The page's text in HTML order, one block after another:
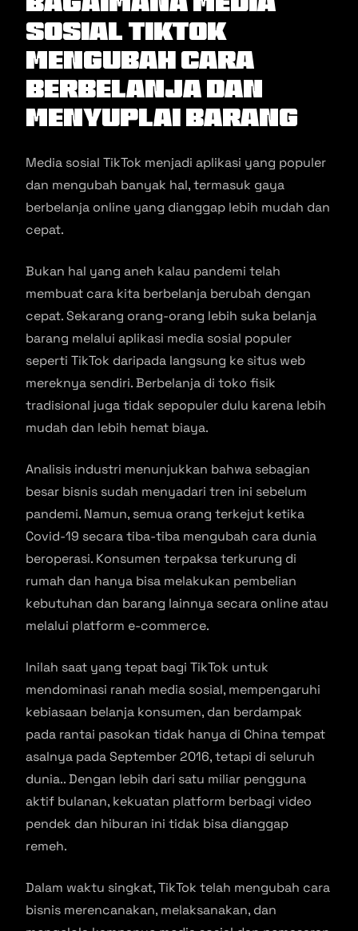
Sosial TikTok
Mengubah Cara
Berbelanja dan
Menyuplai Barang
Media sosial TikTok menjadi aplikasi yang populer
dan mengubah banyak hal, termasuk gaya
berbelanja online yang dianggap lebih mudah dan
cepat.
Bukan hal yang aneh kalau pandemi telah
membuat cara kita berbelanja berubah dengan
cepat. Sekarang orang-orang lebih suka belanja
barang melalui aplikasi media sosial populer
seperti TikTok daripada langsung ke situs web
mereknya sendiri. Berbelanja di toko fisik
tradisional juga tidak sepopuler dulu karena lebih
mudah dan lebih hemat biaya.
Analisis industri menunjukkan bahwa sebagian
besar bisnis sudah menyadari tren ini sebelum
pandemi. Namun, semua orang terkejut ketika
Covid-19 secara tiba-tiba mengubah cara dunia
beroperasi. Konsumen terpaksa terkurung di
rumah dan hanya bisa melakukan pembelian
kebutuhan dan barang lainnya secara online atau
melalui platform e-commerce.
Inilah saat yang tepat bagi TikTok untuk
mendominasi ranah media sosial, mempengaruhi
kebiasaan belanja konsumen, dan berdampak
pada rantai pasokan tidak hanya di China tempat
asalnya pada September 2016, tetapi di seluruh
dunia.. Dengan lebih dari satu miliar pengguna
aktif bulanan, kekuatan platform berbagi video
pendek dan hiburan ini tidak bisa dianggap
remeh.
Dalam waktu singkat, TikTok telah mengubah cara
bisnis merencanakan, melaksanakan, dan